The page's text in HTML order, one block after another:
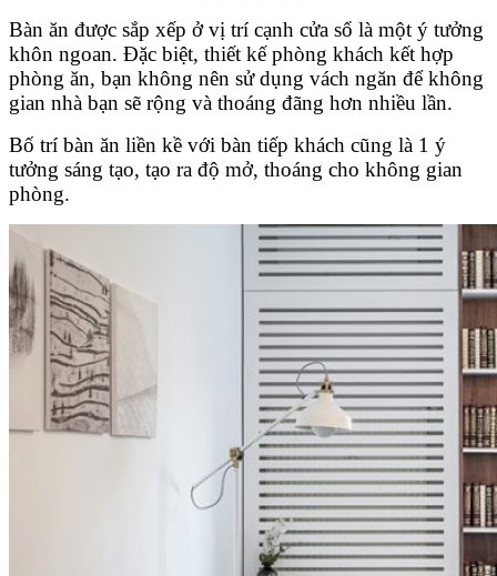
Bàn ăn được sắp xếp ở vị trí cạnh cửa sổ là một ý tưởng
khôn ngoan. Đặc biệt, thiết kế phòng khách kết hợp
phòng ăn, bạn không nên sử dụng vách ngăn để không
gian nhà bạn sẽ rộng và thoáng đãng hơn nhiều lần.
Bố trí bàn ăn liền kề với bàn tiếp khách cũng là 1 ý
tưởng sáng tạo, tạo ra độ mở, thoáng cho không gian
phòng.